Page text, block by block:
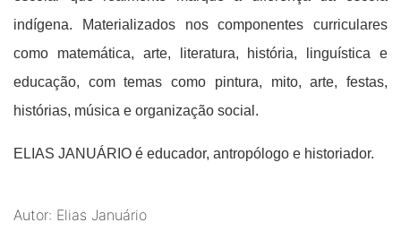
indígena.
Materializados nos componentes curriculares
como matemática, arte, literatura, história, linguística e
educação, com temas como pintura, mito, arte, festas,
histórias, música e organização social.
ELIAS JANUÁRIO é educador, antropólogo e historiador.
Autor: Elias Januário